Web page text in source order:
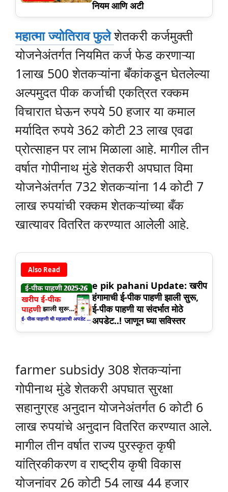
नियम आणि अटी
महात्मा ज्योतिराव फुलेशेतकरी कर्जमुक्ती
योजनेअंतर्गत नियमित कर्ज फेड करणाऱ्या
1लाख 500 शेतकऱ्यांना बँकांकडून घेतलेल्या
अल्पमुदत पीक कर्जाची एकत्रित रक्कम
विचारात घेऊन रुपये 50 हजार या कमाल
मर्यादित रुपये 362 कोटी 23 लाख एवढा
प्रोत्साहन पर लाभ मिळाला आहे. मागील तीन
वर्षात गोपीनाथ मुंडे शेतकरी अपघात विमा
योजनेअंतर्गत 732 शेतकऱ्यांना 14 कोटी 7
लाख रुपयांची रक्कम शेतकऱ्यांच्या बँक
खात्यावर वितरित करण्यात आलेली आहे.
Also Read
e pik pahani Update: खरीप
हंगामाची ई-पीक पाहणी झाली सुरू,
ई-पीक पाहणी या संदर्भात मोठे
अपडेट..! जाणून घ्या सविस्तर
farmer subsidy 308 शेतकऱ्यांना
गोपीनाथ मुंडे शेतकरी अपघात सुरक्षा
सहानुग्रह अनुदान योजनेअंतर्गत 6 कोटी 6
लाख रुपयांचे अनुदान वितरित करण्यात आले.
मागील तीन वर्षात राज्य पुरस्कृत कृषी
यांत्रिकीकरण व राष्ट्रीय कृषी विकास
योजनांवर 26 कोटी 54 लाख 44 हजार